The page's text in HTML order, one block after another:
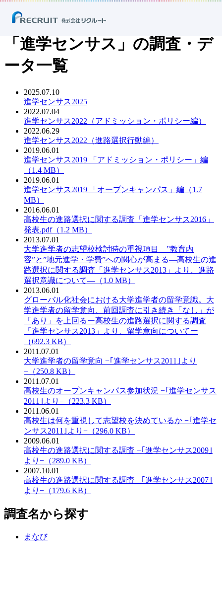
「進学センサス」の調査・データ一覧
「進学センサス」の調査・デ
ータ一覧
2025.07.10
PDF：
進学センサス2025
2022.07.04
PDF：
進学センサス2022（アドミッション・ポリシー編）
2022.06.29
PDF：
進学センサス2022（進路選択行動編）
2019.06.01
PDF：
進学センサス2019 「アドミッション・ポリシー」編
（1.4 MB）
2019.06.01
PDF：
進学センサス2019 「オープンキャンパス」編（1.7
MB）
2016.06.01
PDF：
高校生の進路選択に関する調査「進学センサス2016」
発表.pdf（1.2 MB）
2013.07.01
PDF：
大学進学者の志望校検討時の重視項目 ”教育内
容”と”地元進学・学費”への関心が高まる—高校生の進
路選択に関する調査「進学センサス2013」より、進路
選択意識について—（1.0 MB）
2013.06.01
PDF：
グローバル化社会における大学進学者の留学意識。大
学進学者の留学意向、前回調査に引き続き「なし」が
「あり」を上回るー高校生の進路選択に関する調査
「進学センサス2013」より、留学意向についてー
（692.3 KB）
2011.07.01
PDF：
大学進学者の留学意向 −｢進学センサス2011｣より
−（250.8 KB）
2011.07.01
PDF：
高校生のオープンキャンパス参加状況 −｢進学センサス
2011｣より−（223.3 KB）
2011.06.01
PDF：
高校生は何を重視して志望校を決めているか −｢進学セ
ンサス2011｣より−（296.0 KB）
2009.06.01
PDF：
高校生の進路選択に関する調査 −｢進学センサス2009｣
より−（289.0 KB）
2007.10.01
PDF：
高校生の進路選択に関する調査 −｢進学センサス2007｣
より−（179.6 KB）
調査名から探す
まなび